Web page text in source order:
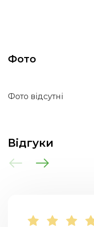
Фото
Фото відсутні
Відгуки